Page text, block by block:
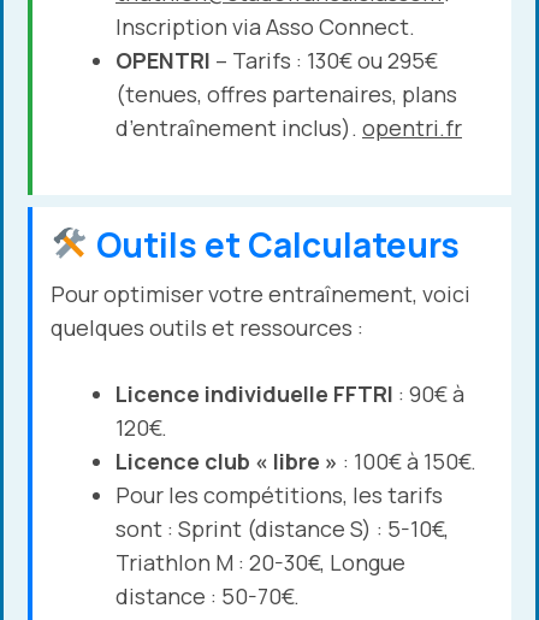
Inscription via Asso Connect.
OPENTRI – Tarifs : 130€ ou 295€
(tenues, offres partenaires, plans
d’entraînement inclus). opentri.fr
Outils et Calculateurs
Pour optimiser votre entraînement, voici
quelques outils et ressources :
Licence individuelle FFTRI : 90€ à
120€.
Licence club « libre » : 100€ à 150€.
Pour les compétitions, les tarifs
sont : Sprint (distance S) : 5-10€,
Triathlon M : 20-30€, Longue
distance : 50-70€.